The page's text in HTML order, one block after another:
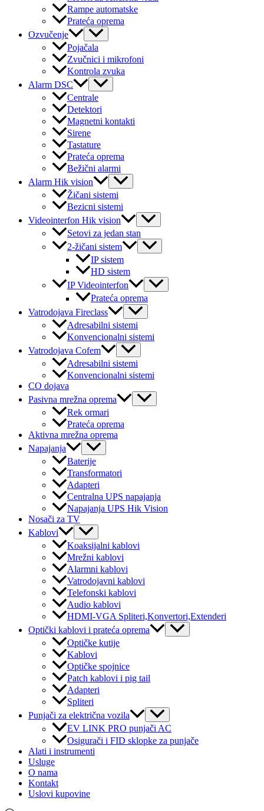
Rampe automatske
Prateća oprema
Ozvučenje
Menu
Toggle
Pojačala
Zvučnici i mikrofoni
Kontrola zvuka
Alarm DSC
Menu
Toggle
Centrale
Detektori
Magnetni kontakti
Sirene
Tastature
Prateća oprema
Bežični alarmi
Alarm Hik vision
Menu
Toggle
Žičani sistemi
Bezicni sistemi
Videointerfon Hik vision
Menu
Toggle
Setovi za jedan stan
2-žičani sistem
Menu
Toggle
IP sistem
HD sistem
IP Videointerfon
Menu
Toggle
Prateća oprema
Vatrodojava Fireclass
Menu
Toggle
Adresabilni sistemi
Konvencionalni sistemi
Vatrodojava Cofem
Menu
Toggle
Adresabilni sistemi
Konvencionalni sistemi
CO dojava
Pasivna mrežna oprema
Menu
Toggle
Rek ormari
Prateća oprema
Aktivna mrežna oprema
Napajanja
Menu
Toggle
Baterije
Transformatori
Adapteri
Centralna UPS napajanja
Napajanja UPS Hik Vision
Nosači za TV
Kablovi
Menu
Toggle
Koaksijalni kablovi
Mrežni kablovi
Alarmni kablovi
Vatrodojavni kablovi
Telefonski kablovi
Audio kablovi
HDMI-VGA Spliteri,Konvertori,Extenderi
Optički kablovi i prateća oprema
Menu
Toggle
Optičke kutije
Kablovi
Optičke spojnice
Patch kablovi i pig tail
Adapteri
Spliteri
Punjači za električna vozila
Menu
Toggle
EV LINK PRO punjači AC
Osigurači i FID sklopke za punjače
Alati i instrumenti
Usluge
O nama
Kontakt
Uslovi kupovine